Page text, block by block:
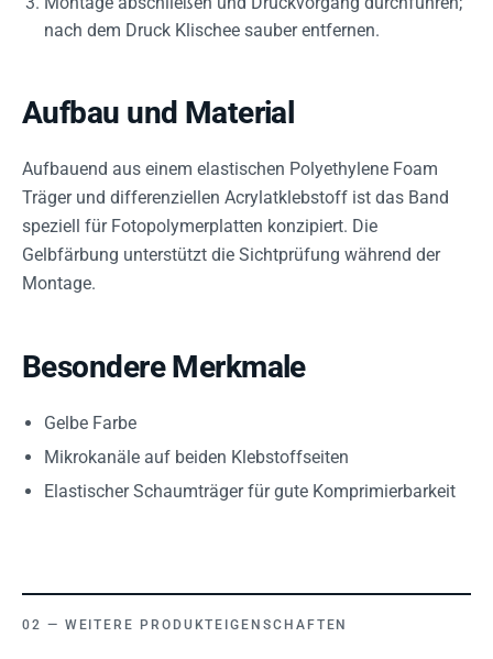
nach dem Druck Klischee sauber entfernen.
Aufbau und Material
Aufbauend aus einem elastischen Polyethylene Foam
Träger und differenziellen Acrylatklebstoff ist das Band
speziell für Fotopolymerplatten konzipiert. Die
Gelbfärbung unterstützt die Sichtprüfung während der
Montage.
Besondere Merkmale
Gelbe Farbe
Mikrokanäle auf beiden Klebstoffseiten
Elastischer Schaumträger für gute Komprimierbarkeit
WEITERE PRODUKTEIGENSCHAFTEN